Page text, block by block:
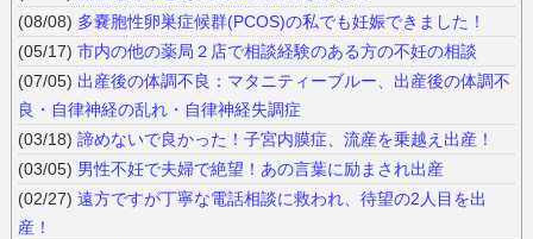
(08/08) 多嚢胞性卵巣症候群(PCOS)の私でも妊娠できました！
(05/17) 市内の他の薬局２店で相談経験のある方の不妊の相談
(07/05) 出産後の体調不良：マタニティーブルー、出産後の体調不
良・自律神経の乱れ・自律神経失調症
(03/18) 諦めないで良かった！子宮内膜症、流産を乗越え出産！
(03/05) 男性不妊で夫婦で絶望！あの言葉に励まされ出産
(02/27) 遠方ですが丁寧な電話相談に救われ、待望の2人目を出
産！